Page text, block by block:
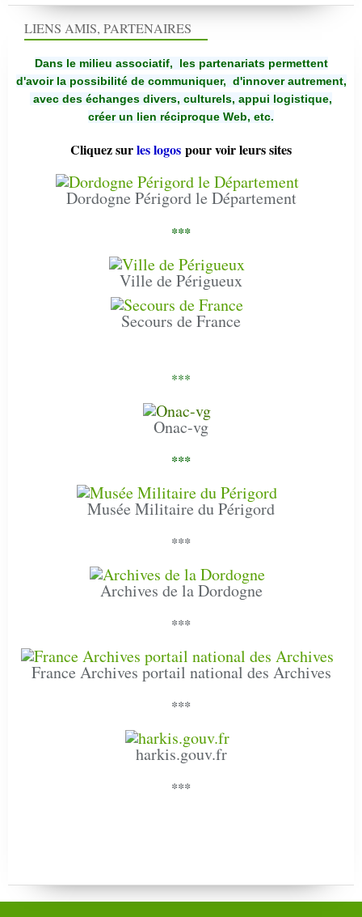
LIENS AMIS, PARTENAIRES
Dans le milieu associatif, les partenariats permettent
d'avoir la possibilité de communiquer, d'innover autrement,
avec des échanges divers, culturels, appui logistique,
créer un lien réciproque Web, etc.
Cliquez surles logos pour voir leurs sites
Dordogne Périgord le Département
***
Ville de Périgueux
Secours de France
***
Onac-vg
***
Musée Militaire du Périgord
***
Archives de la Dordogne
***
France Archives portail national des Archives
***
harkis.gouv.fr
***